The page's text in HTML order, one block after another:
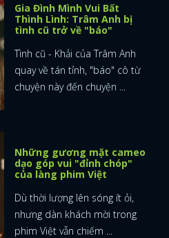
Gia Đình Mình Vui Bất
Thình Lình: Trâm Anh bị
tình cũ trở về "báo"
Tình cũ - Khải của Trâm Anh
quay về tán tỉnh, "báo" cô từ
chuyện này đến chuyện ...
Những gương mặt cameo
dạo góp vui "đỉnh chóp"
của làng phim Việt
Dù thời lượng lên sóng ít ỏi,
nhưng dàn khách mời trong
phim Việt vẫn chiếm ...